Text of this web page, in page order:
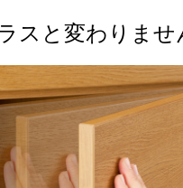
スと変わりませ